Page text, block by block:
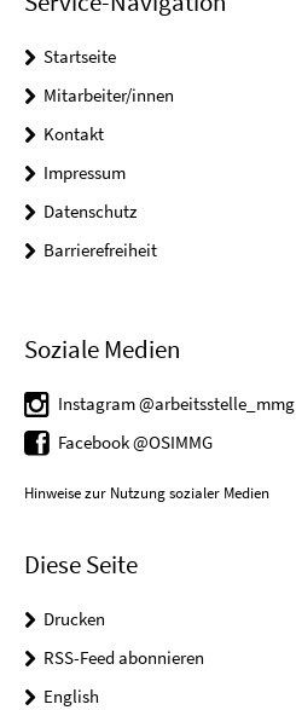
Startseite
Mitarbeiter/innen
Kontakt
Impressum
Datenschutz
Barrierefreiheit
Soziale Medien
Instagram @arbeitsstelle_mmg
Facebook @OSIMMG
Hinweise zur Nutzung sozialer Medien
Diese Seite
Drucken
RSS-Feed abonnieren
English